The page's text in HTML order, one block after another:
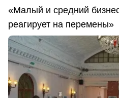
«Малый и средний
реагирует на перемены»